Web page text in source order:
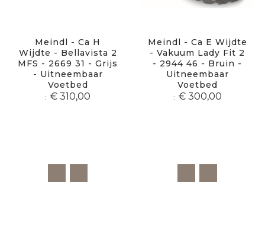
Meindl - Ca H
Wijdte - Bellavista 2
MFS - 2669 31 - Grijs
- Uitneembaar
Voetbed
€ 310,00
Meindl - Ca E Wijdte
- Vakuum Lady Fit 2
- 2944 46 - Bruin -
Uitneembaar
Voetbed
€ 300,00